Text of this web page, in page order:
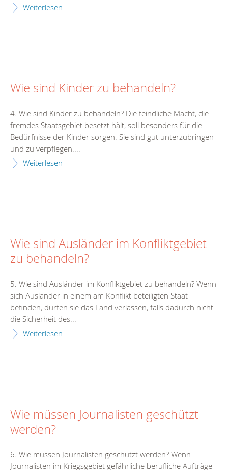
Weiterlesen
Wie sind Kinder zu behandeln?
4. Wie sind Kinder zu behandeln? Die feindliche Macht, die
fremdes Staatsgebiet besetzt hält, soll besonders für die
Bedürfnisse der Kinder sorgen. Sie sind gut unterzubringen
und zu verpflegen....
Weiterlesen
Wie sind Ausländer im Konfliktgebiet
zu behandeln?
5. Wie sind Ausländer im Konfliktgebiet zu behandeln? Wenn
sich Ausländer in einem am Konflikt beteiligten Staat
befinden, dürfen sie das Land verlassen, falls dadurch nicht
die Sicherheit des...
Weiterlesen
Wie müssen Journalisten geschützt
werden?
6. Wie müssen Journalisten geschützt werden? Wenn
Journalisten im Kriegsgebiet gefährliche berufliche Aufträge